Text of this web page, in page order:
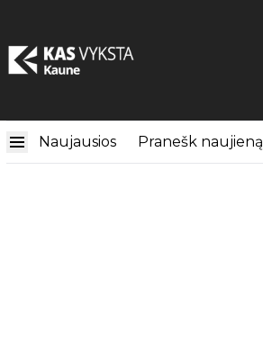
Naujausios Pranešk naujieną